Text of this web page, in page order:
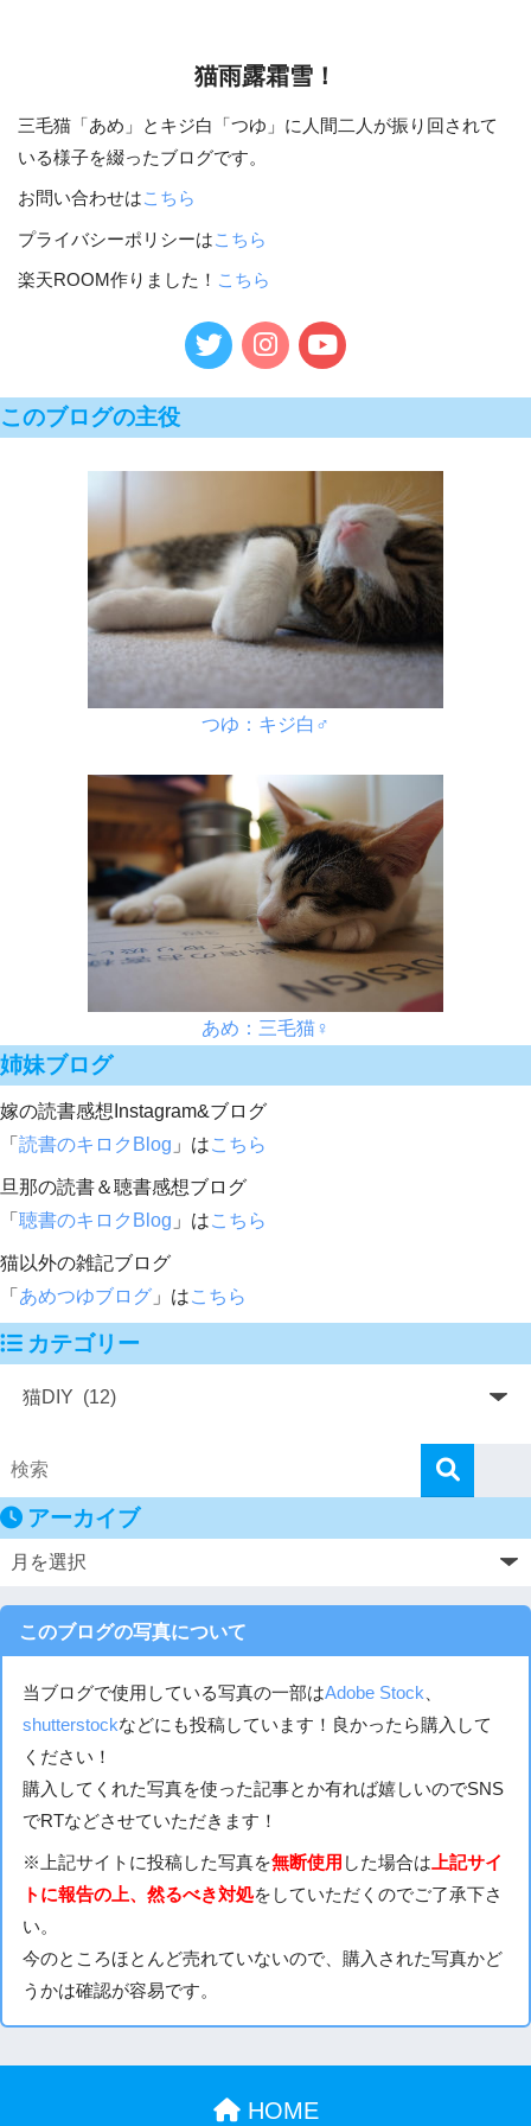
猫雨露霜雪！
三毛猫「あめ」とキジ白「つゆ」に人間二人が振り回されて
いる様子を綴ったブログです。
お問い合わせはこちら
プライバシーポリシーはこちら
楽天ROOM作りました！ こちら
このブログの主役
つゆ：キジ白♂
あめ：三毛猫♀
姉妹ブログ
嫁の読書感想Instagram&ブログ
「 読書のキロクBlog 」はこちら
旦那の読書＆聴書感想ブログ
「 聴書のキロクBlog 」はこちら
猫以外の雑記ブログ
「 あめつゆブログ 」はこちら
カテゴリー
アーカイブ
このブログの写真について
当ブログで使用している写真の一部はAdobe Stock
shutterstockなどにも投稿しています！良かったら購入して
ください！
購入してくれた写真を使った記事とか有れば嬉しいのでSNS
でRTなどさせていただきます！
※上記サイトに投稿した写真を無断使用 した場合は 上記サイ
トに報告の上、然るべき対処をしていただくのでご了承下さ
い。
今のところほとんど売れていないので、購入された写真かど
うかは確認が容易です。
HOME